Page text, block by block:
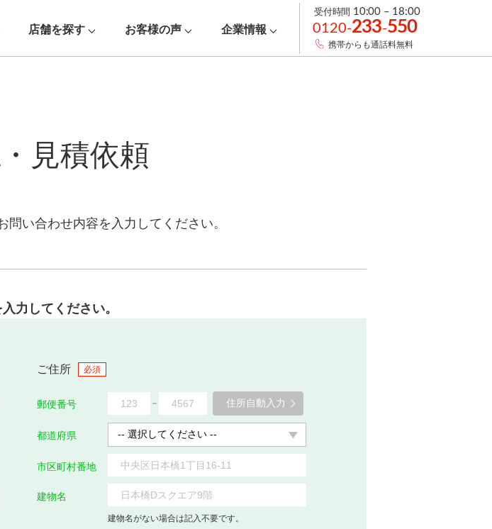
店舗を探す お客様の声 企業情報
受付時間 10:00 – 18:00
0120-233-550
携帯からも通話料無料
見積依頼
問い合わせ内容を入力してください。
力してください。
ご住所 必須
郵便番号 住所自動入力
都道府県
市区町村番地
建物名
建物名がない場合は記入不要です。